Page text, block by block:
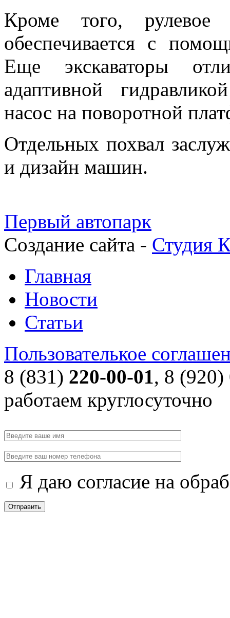
Кроме того, рулевое
обеспечивается с
Еще экскаваторы
адаптивной
насос на поворотной
Отдельных похвал
и дизайн машин.
Первый автопарк
Создание сайта - Студия
Главная
Новости
Статьи
Пользователькое
8 (831) 220-00-01, 8 (920)
работаем круглосуточно
Я даю согласие на